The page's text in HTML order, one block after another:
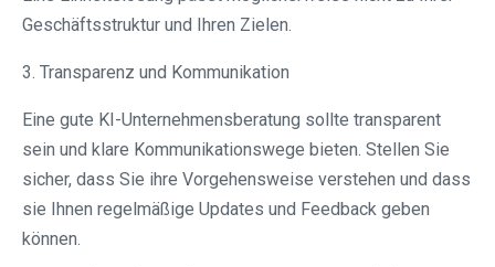
Geschäftsstruktur und Ihren Zielen.
3. Transparenz und Kommunikation
Eine gute KI-Unternehmensberatung sollte transparent
sein und klare Kommunikationswege bieten. Stellen Sie
sicher, dass Sie ihre Vorgehensweise verstehen und dass
sie Ihnen regelmäßige Updates und Feedback geben
können.